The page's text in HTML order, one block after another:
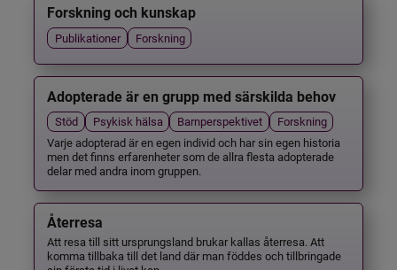
Forskning och kunskap
Publikationer Forskning
Adopterade är en grupp med särskilda behov
Stöd Psykisk hälsa Barnperspektivet
Forskning
Varje adopterad är en egen individ och har sin egen historia
men det finns erfarenheter som de allra flesta adopterade
delar med andra inom gruppen.
Återresa
Att resa till sitt ursprungsland brukar kallas återresa. Att
komma tillbaka till det land där man föddes och tillbringade